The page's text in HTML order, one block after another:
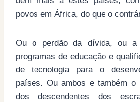
povos em África, do que o
Ou o perdão da dívida, ou a
programas de educação e
de tecnologia para o
países. Ou ambos e também o
dos descendentes dos